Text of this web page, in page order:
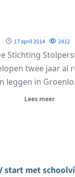
17 april 2014 2412
Stichting
twee jaar al
leggen in
Lees meer
start met